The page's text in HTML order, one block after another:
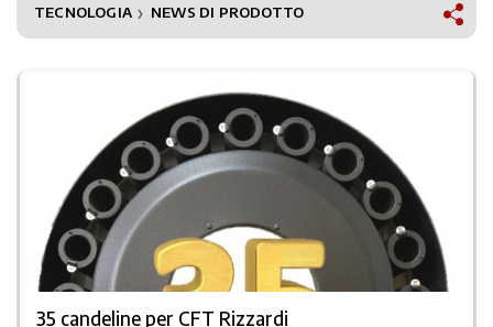
TECNOLOGIA ❯ NEWS DI PRODOTTO
35 candeline per CFT Rizzardi